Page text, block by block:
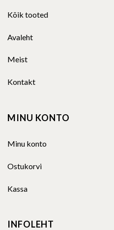
Kõik tooted
Avaleht
Meist
Kontakt
MINU KONTO
Minu konto
Ostukorvi
Kassa
INFOLEHT